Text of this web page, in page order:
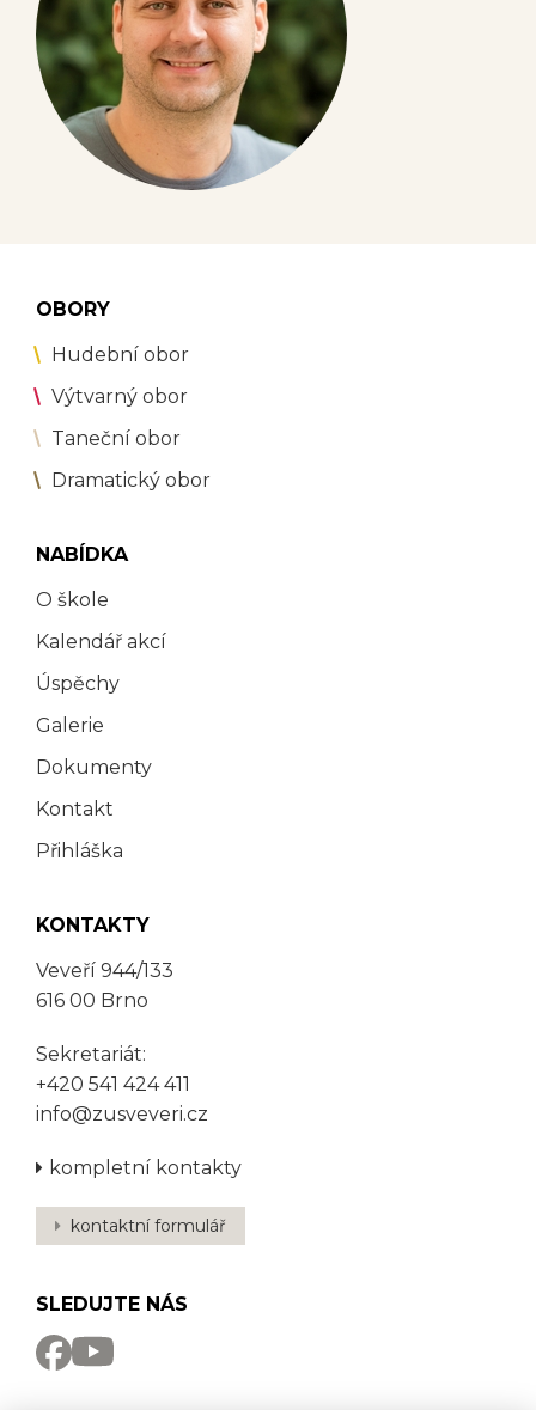
OBORY
Hudební obor
Výtvarný obor
Taneční obor
Dramatický obor
NABÍDKA
O škole
Kalendář akcí
Úspěchy
Galerie
Dokumenty
Kontakt
Přihláška
KONTAKTY
Veveří 944/133
616 00 Brno
Sekretariát:
+420 541 424 411
info@zusveveri.cz
kompletní kontakty
kontaktní formulář
SLEDUJTE NÁS